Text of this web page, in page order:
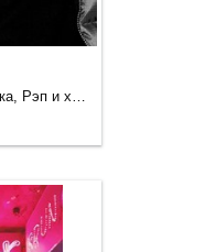
Танцевальная, Электроника, Рэп и хип-хоп